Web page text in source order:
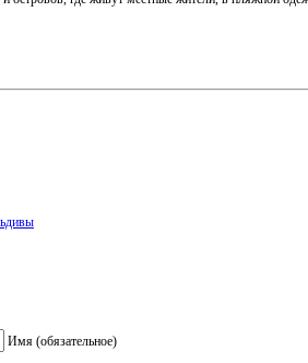
Имя (обязательное)